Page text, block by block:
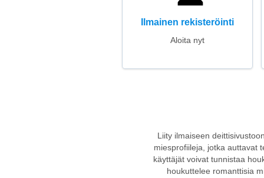
Ilmainen rekisteröinti
Aloita nyt
Liity ilmaiseen
miesprofiileja, jotka auttavat
käyttäjät voivat tunnistaa
houkuttelee romanttisia